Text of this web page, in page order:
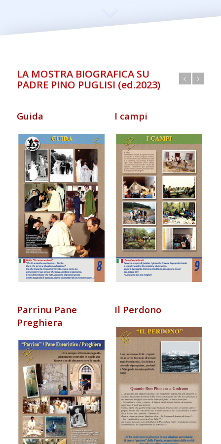
LA MOSTRA BIOGRAFICA SU
PADRE PINO PUGLISI (ed.2023)
Guida I campi
Parrinu Pane
Preghiera
Il Perdono